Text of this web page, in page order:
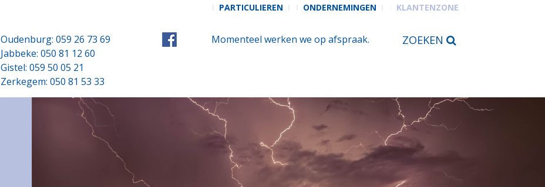
PARTICULIEREN ONDERNEMINGEN KLANTENZONE
Oudenburg: 059 26 73 69
Jabbeke: 050 81 12 60
Gistel: 059 50 05 21
Zerkegem: 050 81 53 33
Momenteel werken we op afspraak. ZOEKEN